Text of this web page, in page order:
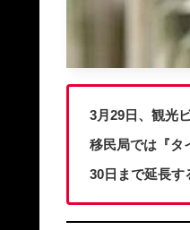
3月29日、観光
移民局では『タ
30日まで延長す